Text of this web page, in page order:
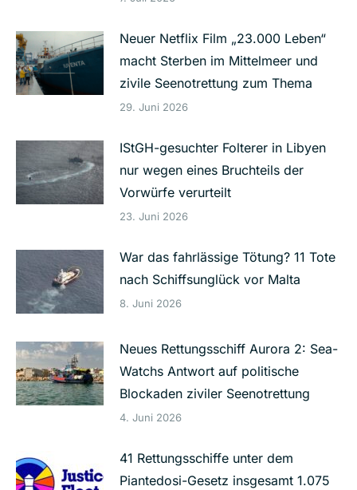
Neuer Netflix Film „23.000 Leben“
macht Sterben im Mittelmeer und
zivile Seenotrettung zum Thema
29. Juni 2026
IStGH-gesuchter Folterer in Libyen
nur wegen eines Bruchteils der
Vorwürfe verurteilt
23. Juni 2026
War das fahrlässige Tötung? 11 Tote
nach Schiffsunglück vor Malta
8. Juni 2026
Neues Rettungsschiff Aurora 2: Sea-
Watchs Antwort auf politische
Blockaden ziviler Seenotrettung
4. Juni 2026
41 Rettungsschiffe unter dem
Piantedosi-Gesetz insgesamt 1.075